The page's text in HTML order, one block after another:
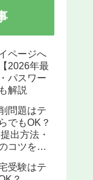
ページへ
2026年最
パスワー
解説
問題はテ
でもOK？
出方法・
コツを解
受験はテ